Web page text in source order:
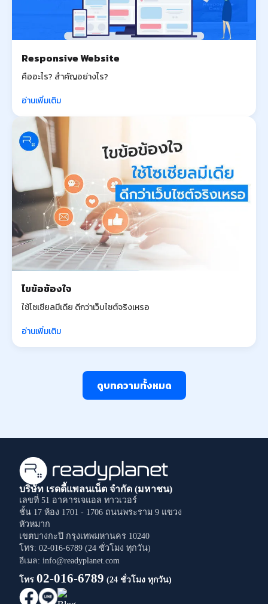
Responsive Website
คืออะไร? สำคัญอย่างไร?
อ่านเพิ่มเติม
ไขข้อข้องใจ
ใช้โซเชียลมีเดีย ดีกว่าเว็บไซต์จริงเหรอ
อ่านเพิ่มเติม
ดูบทความทั้งหมด
บริษัท เรดดี้แพลนเน็ต จำกัด (มหาชน)
เลขที่ 51 อาคารเจแอล ทาวเวอร์
ชั้น 17 ห้อง 1701 - 1706 ถนนพระราม 9 แขวง
หัวหมาก
เขตบางกะปิ กรุงเทพมหานคร 10240
โทร: 02-016-6789 (24 ชั่วโมง ทุกวัน)
อีเมล: info@readyplanet.com
โทร 02-016-6789 (24 ชั่วโมง ทุกวัน)